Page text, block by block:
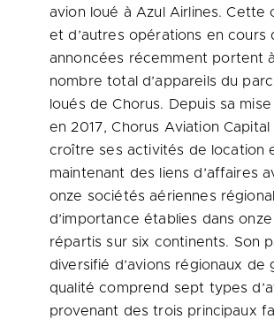
avion loué à Azul Airlines. Cette
et d’autres opérations en cours
annoncées récemment portent
nombre total d’appareils du parc
loués de Chorus. Depuis sa
en 2017, Chorus Aviation Capital
croître ses activités de location
maintenant des liens d’affaires
onze sociétés aériennes
d’importance établies dans
répartis sur six continents. Son
diversifié d’avions régionaux de
qualité comprend sept types
provenant des trois principaux